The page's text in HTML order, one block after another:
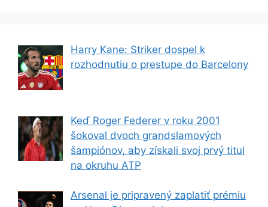
Harry Kane: Striker dospel k
rozhodnutiu o prestupe do Barcelony
Keď Roger Federer v roku 2001
šokoval dvoch grandslamových
šampiónov, aby získali svoj prvý titul
na okruhu ATP
Arsenal je pripravený zaplatiť prémiu